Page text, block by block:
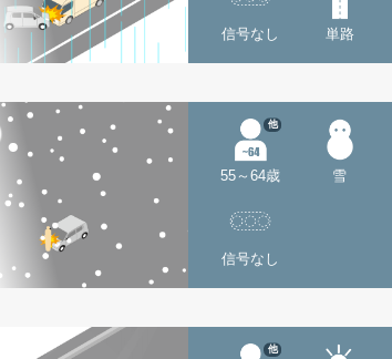
信号なし 単路
55～64歳
他
雪
信号なし
他